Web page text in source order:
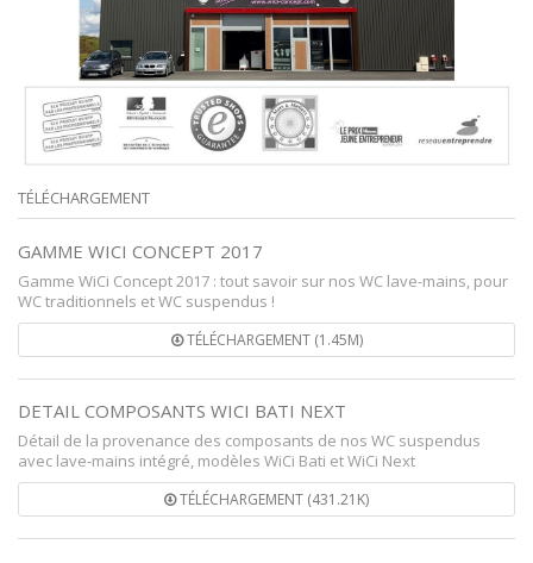
TÉLÉCHARGEMENT
GAMME WICI CONCEPT 2017
Gamme WiCi Concept 2017 : tout savoir sur nos WC lave-mains, pour
WC traditionnels et WC suspendus !
TÉLÉCHARGEMENT (1.45M)
DETAIL COMPOSANTS WICI BATI NEXT
Détail de la provenance des composants de nos WC suspendus
avec lave-mains intégré, modèles WiCi Bati et WiCi Next
TÉLÉCHARGEMENT (431.21K)